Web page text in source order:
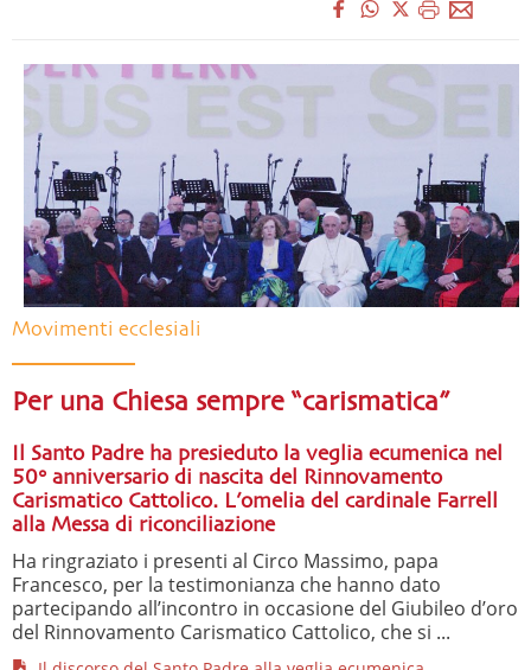
Movimenti ecclesiali
Per una Chiesa sempre “carismatica”
Il Santo Padre ha presieduto la veglia ecumenica nel
50° anniversario di nascita del Rinnovamento
Carismatico Cattolico. L’omelia del cardinale Farrell
alla Messa di riconciliazione
Ha ringraziato i presenti al Circo Massimo, papa
Francesco, per la testimonianza che hanno dato
partecipando all’incontro in occasione del Giubileo d’oro
del Rinnovamento Carismatico Cattolico, che si ...